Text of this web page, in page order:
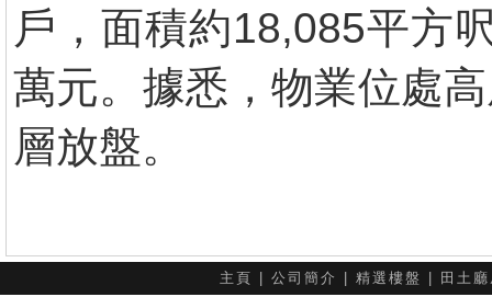
戶，面積約18,085平方
萬元。據悉，物業位處
層放盤。
主頁 公司簡介 精選樓盤 田土